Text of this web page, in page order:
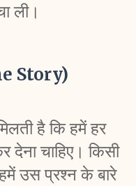
ली।
Story)
है कि हमें हर
देना चाहिए। किसी
उस प्रश्न के बारे